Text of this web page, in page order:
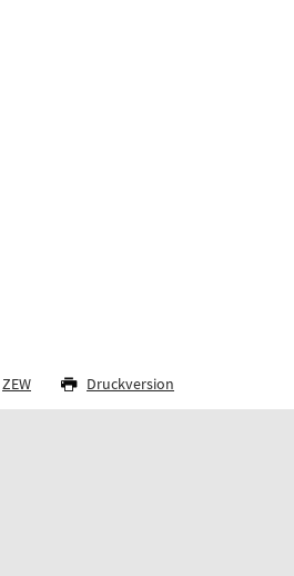
ZEW Druckversion